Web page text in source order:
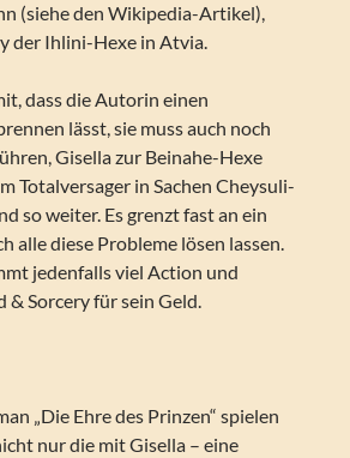
(siehe den Wikipedia-Artikel),
der Ihlini-Hexe in Atvia.
dass die Autorin einen
lässt, sie muss auch noch
Gisella zur Beinahe-Hexe
Totalversager in Sachen Cheysuli-
so weiter. Es grenzt fast an ein
alle diese Probleme lösen lassen.
jedenfalls viel Action und
& Sorcery für sein Geld.
„Die Ehre des Prinzen“ spielen
nur die mit Gisella – eine